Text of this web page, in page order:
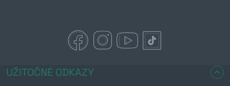
UŽITOČNÉ ODKAZY